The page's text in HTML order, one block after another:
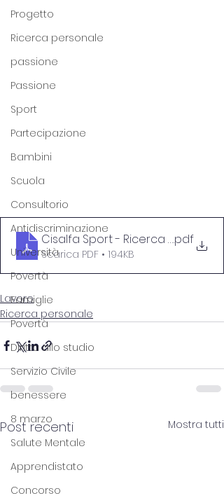
Progetto
Ricerca personale
passione
Passione
Sport
Partecipazione
Bambini
Scuola
Consultorio
Antidiscriminazione
Università
Povertà
Famiglie
Povertà
Diritto allo studio
Servizio Civile
benessere
8 marzo
Salute Mentale
Apprendistato
Concorso
Cisalfa Sport - Ricerca del.pdf
Scarica PDF • 194KB
Lavoro
Ricerca personale
Post recenti Mostra tutti